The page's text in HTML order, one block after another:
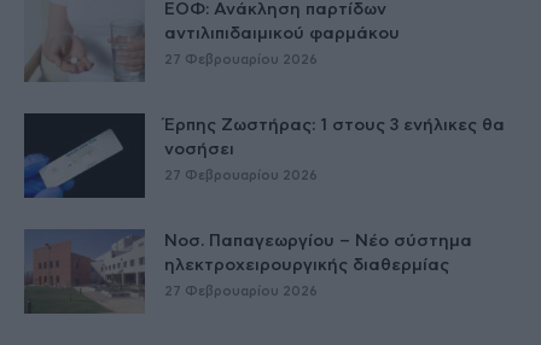
ΕΟΦ: Ανάκληση παρτίδων
αντιλιπιδαιμικού φαρμάκου
27 Φεβρουαρίου 2026
Έρπης Ζωστήρας: 1 στους 3 ενήλικες θα
νοσήσει
27 Φεβρουαρίου 2026
Νοσ. Παπαγεωργίου – Νέο σύστημα
ηλεκτροχειρουργικής διαθερμίας
27 Φεβρουαρίου 2026